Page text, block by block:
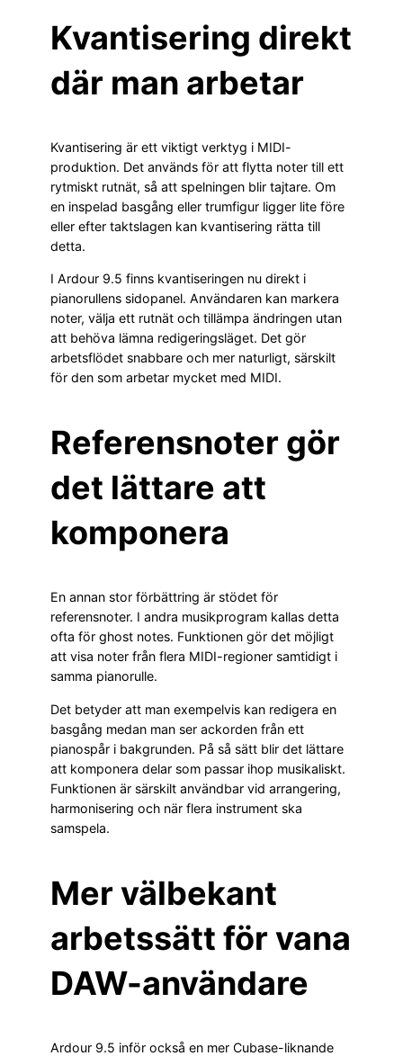
Kvantisering direkt
där man arbetar
Kvantisering är ett viktigt verktyg i MIDI-
produktion. Det används för att flytta noter till ett
rytmiskt rutnät, så att spelningen blir tajtare. Om
en inspelad basgång eller trumfigur ligger lite före
eller efter taktslagen kan kvantisering rätta till
detta.
I Ardour 9.5 finns kvantiseringen nu direkt i
pianorullens sidopanel. Användaren kan markera
noter, välja ett rutnät och tillämpa ändringen utan
att behöva lämna redigeringsläget. Det gör
arbetsflödet snabbare och mer naturligt, särskilt
för den som arbetar mycket med MIDI.
Referensnoter gör
det lättare att
komponera
En annan stor förbättring är stödet för
referensnoter. I andra musikprogram kallas detta
ofta för ghost notes. Funktionen gör det möjligt
att visa noter från flera MIDI-regioner samtidigt i
samma pianorulle.
Det betyder att man exempelvis kan redigera en
basgång medan man ser ackorden från ett
pianospår i bakgrunden. På så sätt blir det lättare
att komponera delar som passar ihop musikaliskt.
Funktionen är särskilt användbar vid arrangering,
harmonisering och när flera instrument ska
samspela.
Mer välbekant
arbetssätt för vana
DAW-användare
Ardour 9.5 inför också en mer Cubase-liknande